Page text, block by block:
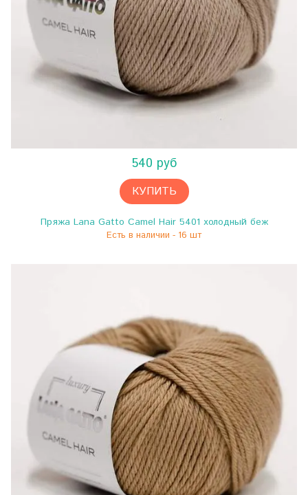
540 руб
КУПИТЬ
Пряжа Lana Gatto Camel Hair 5401 холодный беж
Есть в наличии - 16 шт